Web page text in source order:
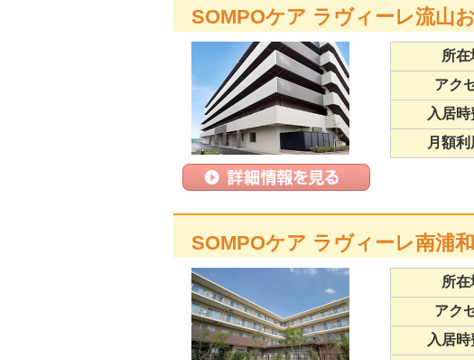
SOMPOケア ラヴィーレ流山
所在
アク
入居時
月額
SOMPOケア ラヴィーレ南浦和
所在
アク
入居時